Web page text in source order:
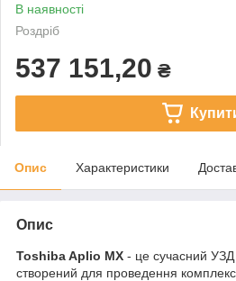
В наявності
Роздріб
537 151,20 ₴
Опис Характеристики
Опис
Toshiba Aplio МХ - це сучасний УЗД
створений для проведення